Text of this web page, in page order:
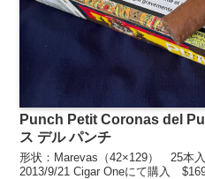
Punch Petit Coronas del
ス デル パンチ
形状：Marevas（42×129） 25本
2013/9/21 Cigar Oneにて購入